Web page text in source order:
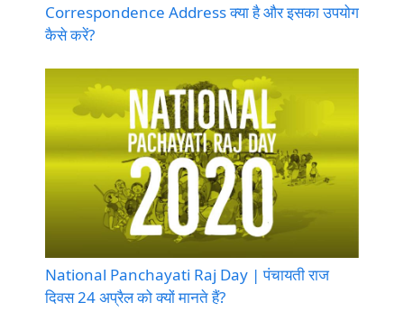
Correspondence Address क्या है और इसका उपयोग
कैसे करें?
National Panchayati Raj Day | पंचायती राज
दिवस 24 अप्रैल को क्यों मानते हैं?